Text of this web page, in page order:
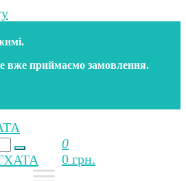
вже приймаємо замовлення.
та котів | Корм, іграшки,
за тваринами. Доставка по
0
0 грн.